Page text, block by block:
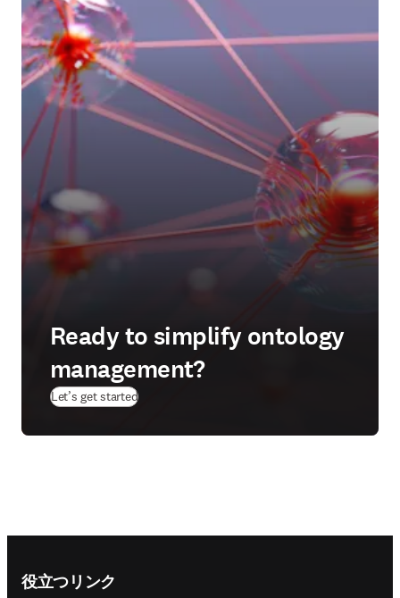
Ready to simplify ontology
management?
Let’s get started
役立つリンク